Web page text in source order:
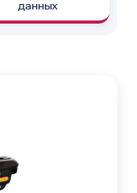
данных